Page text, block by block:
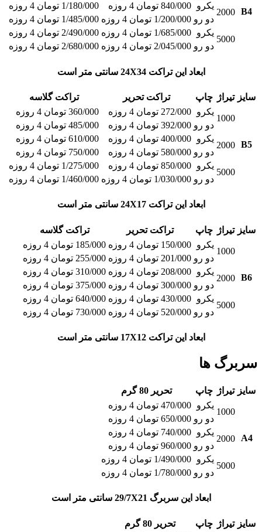
B4
2000
یکرو 840/000 تومان 4 روزه
1/180/000 تومان 4 روزه
دو رو 1/200/000 تومان 4 روزه
1/485/000 تومان 4 روزه
5000
یکرو 1/685/000 تومان 4 روزه
2/490/000 تومان 4 روزه
دو رو 2/045/000 تومان 4 روزه 2/680/000 تومان 4 روزه
ابعاد این تراکت 24X34 سانتی متر است
سایز تیراژ چاپ تراکت تحریر تراکت گلاسه
B5
1000
یکرو 272/000 تومان 4 روزه
360/000 تومان 4 روزه
دو رو 392/000 تومان 4 روزه
485/000 تومان 4 روزه
2000
یکرو 400/000 تومان 4 روزه
610/000 تومان 4 روزه
دو رو 580/000 تومان 4 روزه
750/000 تومان 4 روزه
5000
یکرو 850/000 تومان 4 روزه
1/275/000 تومان 4 روزه
دو رو 1/030/000 تومان 4 روزه 1/460/000 تومان 4 روزه
ابعاد این تراکت 24X17 سانتی متر است
سایز تیراژ چاپ تراکت تحریر تراکت گلاسه
B6
1000
یکرو 150/000 تومان 4 روزه
185/000 تومان 4 روزه
دو رو 201/000 تومان 4 روزه
255/000 تومان 4 روزه
2000
یکرو 208/000 تومان 4 روزه
310/000 تومان 4 روزه
دو رو 300/000 تومان 4 روزه
375/000 تومان 4 روزه
5000
یکرو 430/000 تومان 4 روزه
640/000 تومان 4 روزه
دو رو 520/000 تومان 4 روزه 730/000 تومان 4 روزه
ابعاد این تراکت 17X12 سانتی متر است
سربرگ ها
سایز تیراژ چاپ تحریر 80 گرم
A4
1000
یکرو 470/000 تومان 4 روزه
دو رو 650/000 تومان 4 روزه
2000
یکرو 740/000 تومان 4 روزه
دو رو 960/000 تومان 4 روزه
5000
یکرو 1/490/000 تومان 4 روزه
دو رو 1/780/000 تومان 4 روزه
ابعاد این سربرگ 29/7X21 سانتی متر است
سایز تیراژ چاپ تحریر 80 گرم